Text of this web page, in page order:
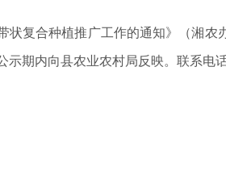
复合种植推广工作的通知》（湘农
示期内向县农业农村局反映。联系